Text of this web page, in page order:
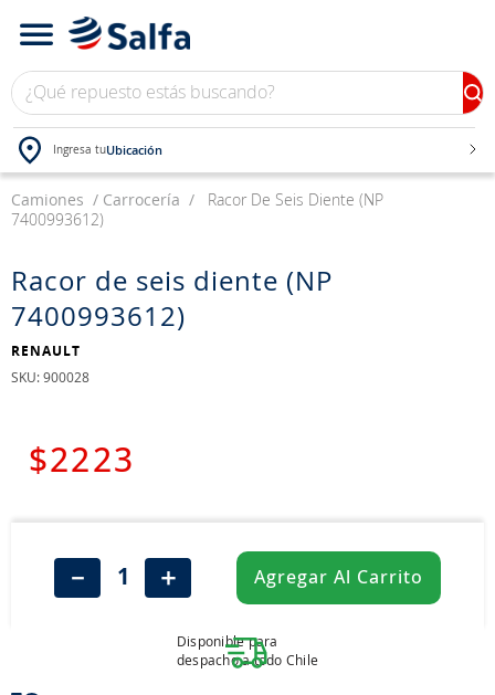
¿Qué repuesto estás buscando?
Ingresa tuUbicación
Camiones Carrocería
Racor De Seis Diente (NP
7400993612)
Racor de seis diente (NP
7400993612)
RENAULT
: 900028
$2223
＋
－ Agregar Al Carrito
Disponible para
despacho a todo Chile
TÉRMINOS MÁS BUSCADOS
2.
neumáticos
3.
westlake
4.
yokohama
7.
chevrolet
jockey john deere